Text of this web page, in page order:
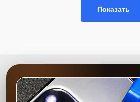
Сервисный центр предоставляет услуги
оригинальные запчасти и проверенные
Показать